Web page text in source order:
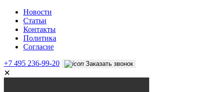
Новости
Статьи
Контакты
Политика
Согласие
+7 495 236-99-20
Заказать звонок
✕